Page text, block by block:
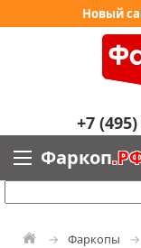
Новый
+7
Фаркоп
Фаркопы